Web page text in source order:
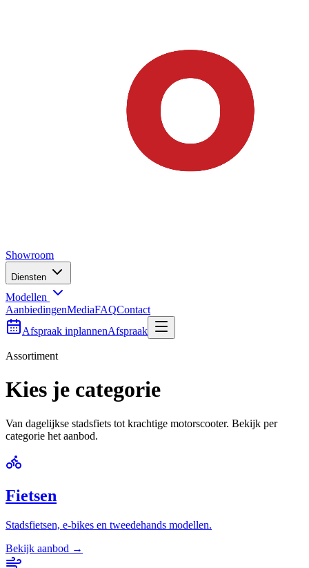
Showroom
Diensten
Modellen
AanbiedingenMediaFAQContact
Afspraak inplannenAfspraak
Assortiment
Kies je categorie
Van dagelijkse stadsfiets tot krachtige motorscooter. Bekijk per
categorie het aanbod.
Fietsen
Stadsfietsen, e-bikes en tweedehands modellen.
Bekijk aanbod →